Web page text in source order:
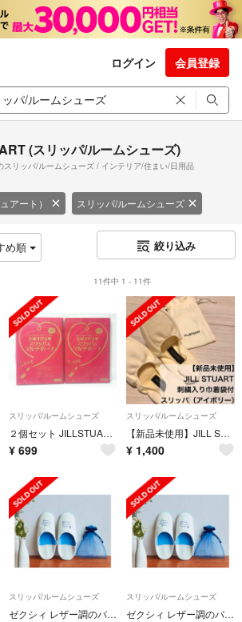
ログイン 会員登録
(スリッパ/ルームシューズ)
スリッパ/ルームシューズ / インテリア/住まい/日用品
アート） スリッパ/ルームシューズ
め順 絞り込み
11件中 1 - 11件
スリッパ/ルームシューズ
２個セット JILLSTUART スリッパ&マルチポーチ ジルスチュアート
¥ 699
スリッパ/ルームシューズ
【新品未使用】JILL STUART ジルスチュアート 専用巾着付スリッパ
¥ 1,400
スリッパ/ルームシューズ
ゼクシィ レザー調のバブーシュ ＆ 巾着ポーチ 新品
スリッパ/ルームシューズ
ゼクシィ レザー調のバブーシュ ＆ 巾着ポーチ 新品